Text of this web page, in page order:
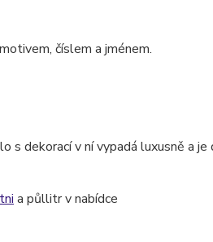
číslem a jménem.
s dekorací v ní vypadá luxusně a je
a půllitr v nabídce